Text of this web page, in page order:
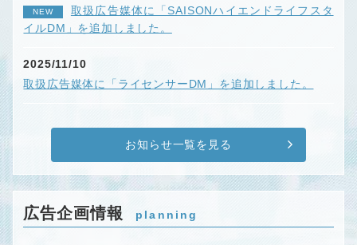
NEW
取扱広告媒体に「SAISONハイエンドライフスタ
イルDM」を追加しました。
2025/11/10
取扱広告媒体に「ライセンサーDM」を追加しました。
お知らせ一覧を見る
広告企画情報 planning